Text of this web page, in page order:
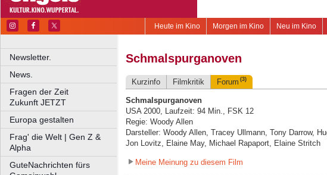
Neu im Kino
Morgen im Kino
Heute im Kino
Newsletter.
News.
Fragen der Zeit
Zukunft JETZT
Europa gestalten
Frag' die Welt | Gen Z &
Alpha
GuteNachrichten fürs
Schmalspurganoven
Kurzinfo Filmkritik Forum (3)
Schmalspurganoven
USA 2000, Laufzeit: 94 Min., FSK 12
Regie: Woody Allen
Darsteller: Woody Allen, Tracey Ullmann, Tony Darrow,
Jon Lovitz, Elaine May, Michael Rapaport, Elaine Stritch
Meine Meinung zu diesem Film